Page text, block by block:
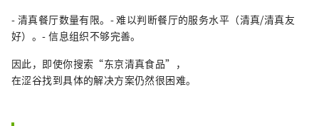
- 清真餐厅数量有限。- 难以判断餐厅的服务水平（清真/清真友
好）。- 信息组织不够完善。
因此，即使你搜索“东京清真食品”，
在涩谷找到具体的解决方案仍然很困难。